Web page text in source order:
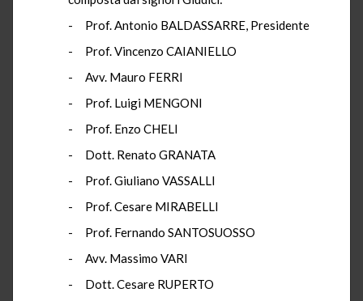
- Prof. Antonio BALDASSARRE, Presidente
- Prof. Vincenzo CAIANIELLO
- Avv. Mauro FERRI
- Prof. Luigi MENGONI
- Prof. Enzo CHELI
- Dott. Renato GRANATA
- Prof. Giuliano VASSALLI
- Prof. Cesare MIRABELLI
- Prof. Fernando SANTOSUOSSO
- Avv. Massimo VARI
- Dott. Cesare RUPERTO